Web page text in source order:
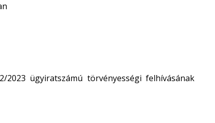
2023 ügyiratszámú törvényességi felhívásának